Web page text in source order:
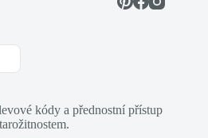
kódy a přednostní přístup